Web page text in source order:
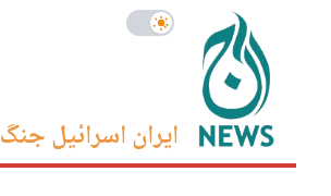
ایران اسرائیل جنگ